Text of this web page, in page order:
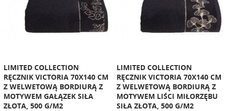
LIMITED COLLECTION
RĘCZNIK VICTORIA 70X140 CM
Z WELWETOWĄ BORDIURĄ Z
MOTYWEM GAŁĄZEK SIŁA
ZŁOTA, 500 G/M2
LIMITED COLLECTION
RĘCZNIK VICTORIA 70X140 CM
Z WELWETOWĄ BORDIURĄ Z
MOTYWEM LIŚCI MIŁORZĘBU
SIŁA ZŁOTA, 500 G/M2